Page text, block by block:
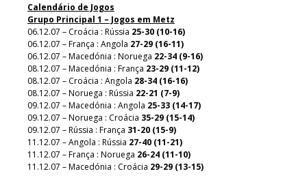
Calendário de Jogos
Grupo Principal 1 – Jogos em Metz
06.12.07 – Croácia : Rússia 25-30 (10-16)
06.12.07 – França : Angola 27-29 (16-11)
06.12.07 – Macedónia : Noruega 22-34 (9-16)
08.12.07 – Macedónia : França 23-29 (11-12)
08.12.07 – Croácia : Angola 28-34 (16-16)
08.12.07 – Noruega : Rússia 22-21 (7-9)
09.12.07 – Macedónia : Angola 25-33 (14-17)
09.12.07 – Noruega : Croácia 35-29 (15-14)
09.12.07 – Rússia : França 31-20 (15-9)
11.12.07 – Angola : Rússia 27-40 (11-21)
11.12.07 – França : Noruega 26-24 (11-10)
11.12.07 – Macedónia : Croácia 29-29 (13-15)